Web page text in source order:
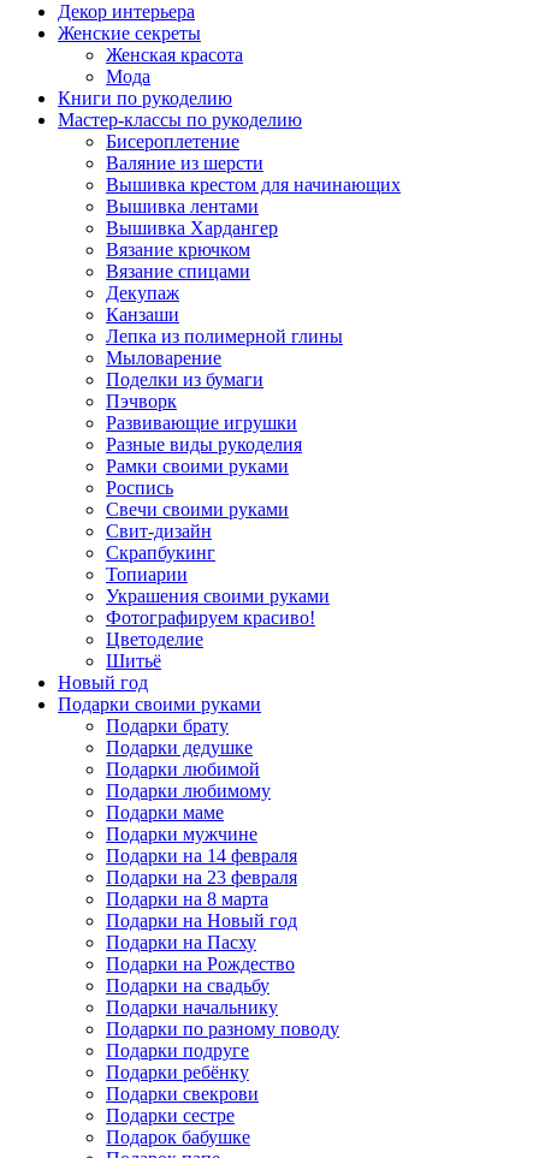
Декор интерьера
Женские секреты
Женская красота
Мода
Книги по рукоделию
Мастер-классы по рукоделию
Бисероплетение
Валяние из шерсти
Вышивка крестом для начинающих
Вышивка лентами
Вышивка Хардангер
Вязание крючком
Вязание спицами
Декупаж
Канзаши
Лепка из полимерной глины
Мыловарение
Поделки из бумаги
Пэчворк
Развивающие игрушки
Разные виды рукоделия
Рамки своими руками
Роспись
Свечи своими руками
Свит-дизайн
Скрапбукинг
Топиарии
Украшения своими руками
Фотографируем красиво!
Цветоделие
Шитьё
Новый год
Подарки своими руками
Подарки брату
Подарки дедушке
Подарки любимой
Подарки любимому
Подарки маме
Подарки мужчине
Подарки на 14 февраля
Подарки на 23 февраля
Подарки на 8 марта
Подарки на Новый год
Подарки на Пасху
Подарки на Рождество
Подарки на свадьбу
Подарки начальнику
Подарки по разному поводу
Подарки подруге
Подарки ребёнку
Подарки свекрови
Подарки сестре
Подарок бабушке